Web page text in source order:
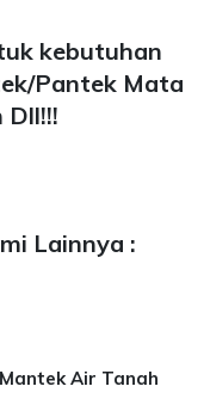
kebutuhan
Pantek Mata
Dll!!!
Lainnya :
Air Tanah